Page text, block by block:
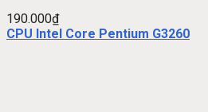
190.000₫
CPU Intel Core Pentium G3260